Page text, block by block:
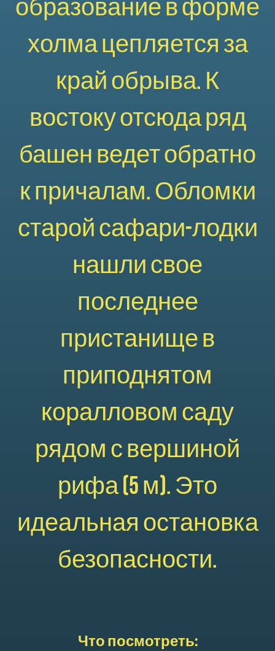
образование в форме
холма цепляется за
край обрыва. К
востоку отсюда ряд
башен ведет обратно
к причалам. Обломки
старой сафари-лодки
нашли свое
последнее
пристанище в
приподнятом
коралловом саду
рядом с вершиной
рифа (5 м). Это
идеальная остановка
безопасности.
Что посмотреть: